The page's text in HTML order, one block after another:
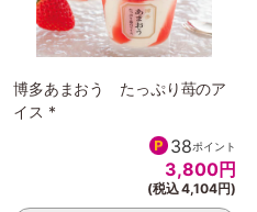
博多あまおう たっぷり苺のア
イス *
38ポイント
3,800円
(税込 4,104円)